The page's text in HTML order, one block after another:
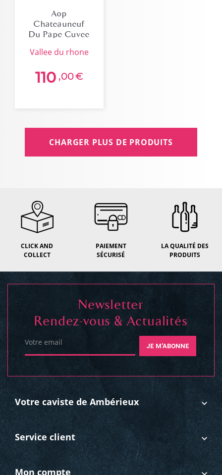
Aop
Chateauneuf
Du Pape Cuvee
2019 Bio
vallee du rhone
110 ,00€
CHARGER PLUS DE PRODUITS
CLICK AND
COLLECT
PAIEMENT
SÉCURISÉ
LA QUALITÉ DES
PRODUITS
Votre caviste de Ambérieux
Service client
Mon compte
Newsletter
Rendez-vous & Actualités
Votre email JE M'ABONNE